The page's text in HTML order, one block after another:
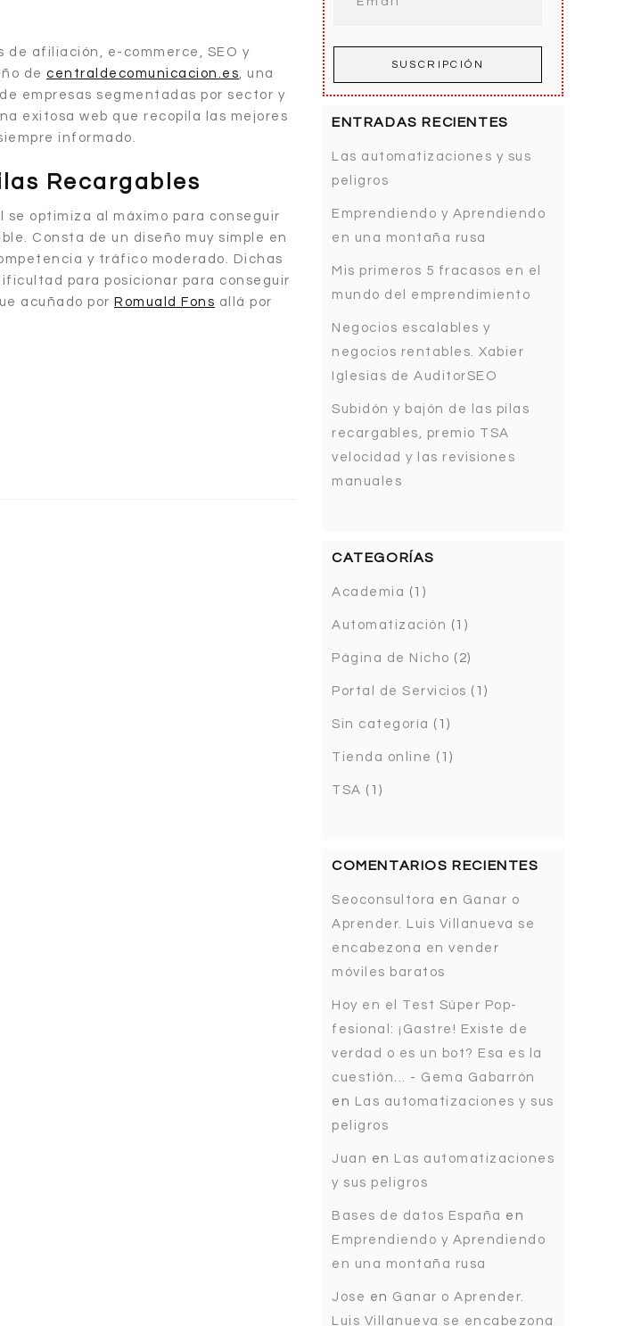
afiliación, e-commerce, SEO y
de centraldecomunicacion.es , una
empresas segmentadas por sector y
exitosa web que recopila las mejores
informado.
Recargables
se optimiza al máximo para conseguir
Consta de un diseño muy simple en
y tráfico moderado. Dichas
para posicionar para conseguir
acuñado por Romuald Fons allá por
ENTRADAS RECIENTES
Las automatizaciones y sus
peligros
Emprendiendo y Aprendiendo
en una montaña rusa
Mis primeros 5 fracasos en el
mundo del emprendimiento
Negocios escalables y
negocios rentables. Xabier
Iglesias de AuditorSEO
Subidón y bajón de las pilas
recargables, premio TSA
velocidad y las revisiones
manuales
CATEGORÍAS
Academia (1)
Automatización (1)
Página de Nicho (2)
Portal de Servicios (1)
Sin categoría (1)
Tienda online (1)
TSA (1)
COMENTARIOS RECIENTES
Seoconsultora en Ganar o
Aprender. Luis Villanueva se
encabezona en vender
móviles baratos
Hoy en el Test Súper Pop-
fesional: ¡Gastre! Existe de
verdad o es un bot? Esa es la
cuestión... - Gema Gabarrón
en Las automatizaciones y sus
peligros
Juan en Las automatizaciones
y sus peligros
Bases de datos España en
Emprendiendo y Aprendiendo
en una montaña rusa
Jose en Ganar o Aprender.
Luis Villanueva se encabezona